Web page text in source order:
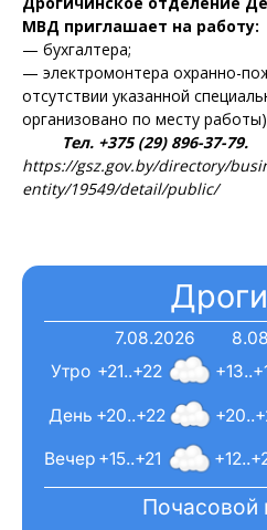
МВД приглашает на работу:
— бухгалтера;
— электромонтера охранно-
отсутствии указанной
организовано по месту
Тел. +375 (29) 896-37-79.
https://gsz.gov.by/directory/
entity/19549/detail/public/
7.08.2026
+21..+22
+20..+22
+15..+21
Вечер
День
Утро
Почасовой